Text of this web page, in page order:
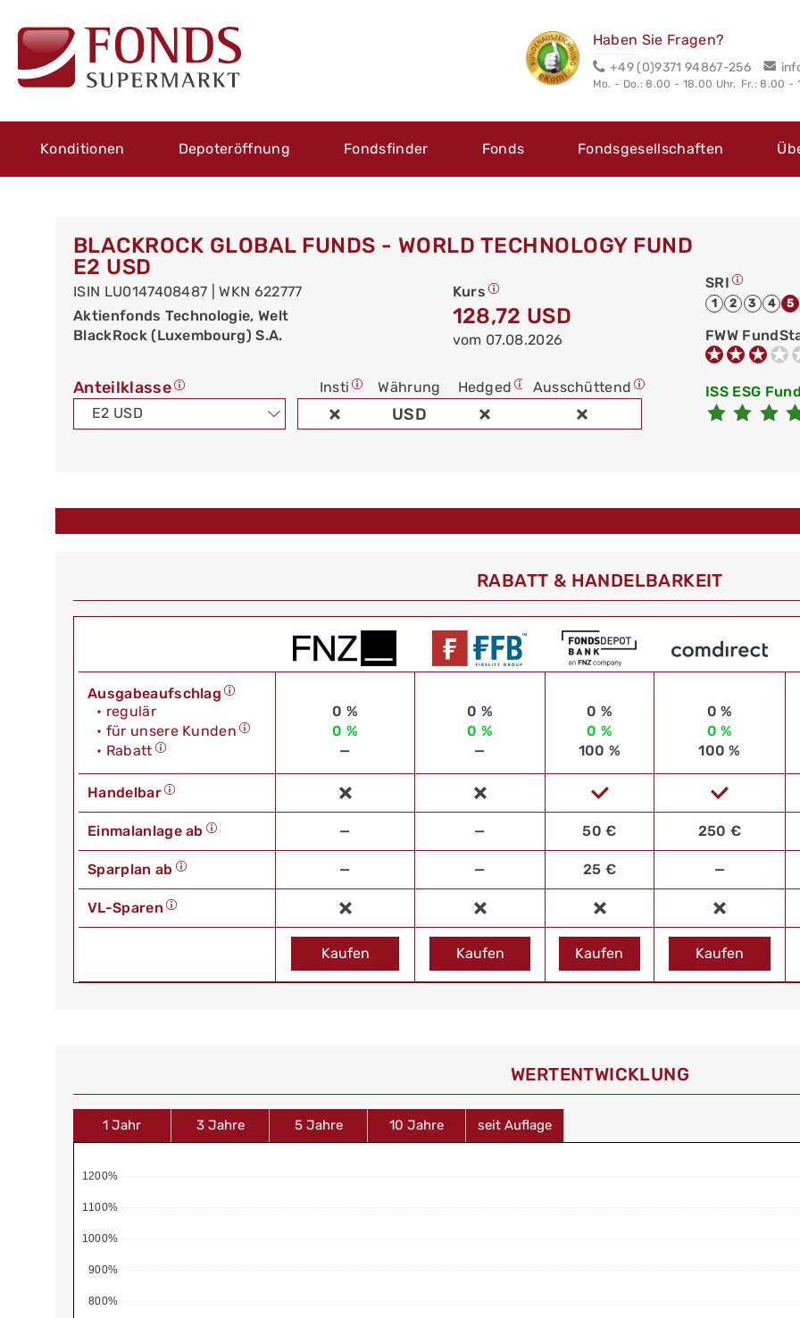
Haben Sie Fragen?
+49 (0)9371 94867-256
Mo. - Do.: 8.00 - 18.00 Uhr, Fr.: 8.00 -
Konditionen Depoteröffnung Fondsfinder Fonds Fondsgesellschaften
BLACKROCK GLOBAL FUNDS - WORLD TECHNOLOGY FUND
E2 USD
ISIN LU0147408487 | WKN 622777
Aktienfonds Technologie, Welt
BlackRock (Luxembourg) S.A.
Kurs
128,72 USD
vom 07.08.2026
Anteilklasse Insti Währung Hedged
Ausschüttend
E2 USD
USD
SRI
1 2 3 4 5
FWW
ISS ESG
RABATT & HANDELBARKEIT
Ausgabeaufschlag
• regulär
0 % 0 % 0 %
0 %
• für unsere Kunden
0 % 0 % 0 %
0 %
• Rabatt
— — 100 % 100 %
Handelbar
Einmalanlage ab — — 50 € 250 €
Sparplan ab — — 25 € —
VL-Sparen
Kaufen Kaufen Kaufen Kaufen
WERT­ENTWICKLUNG
1 Jahr 3 Jahre 5 Jahre 10 Jahre seit Auflage
800%
900%
1000%
1100%
1200%